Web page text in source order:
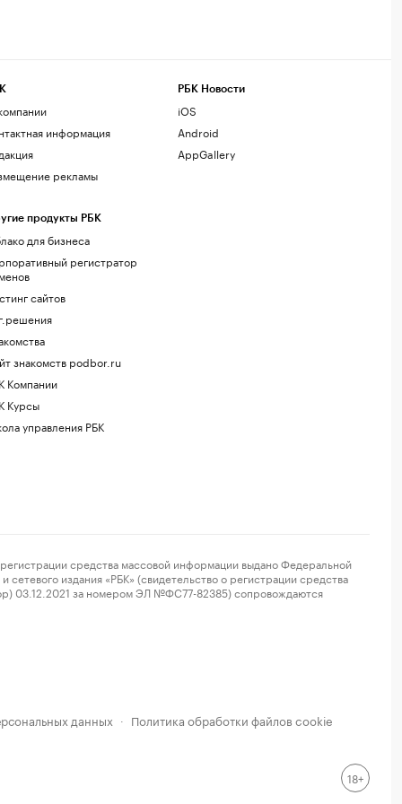
информация
рекламы
продукты РБК
для бизнеса
регистратор
сайтов
знакомств podbor.ru
Компании
Курсы
управления РБК
РБК Новости
iOS
Android
AppGallery
средства массовой информации выдано Федеральной
издания «РБК» (свидетельство о регистрации средства
03.12.2021 за номером ЭЛ №ФС77-82385) сопровождаются
данных · Политика обработки файлов cookie
18+